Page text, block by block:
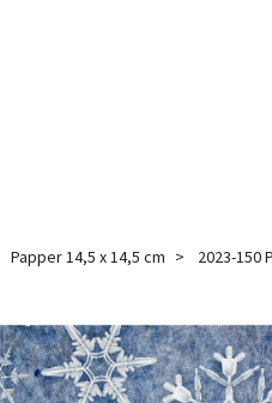
Papper 14,5 x 14,5 cm 2023-150